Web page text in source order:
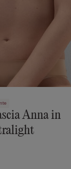
Anna in